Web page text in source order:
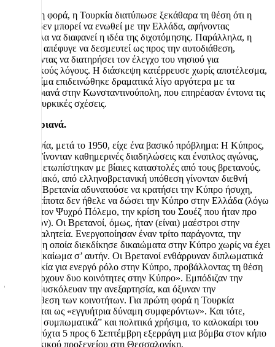
Για πρώτη φορά, η Τουρκία διατύπωσε ξεκάθαρα τη θέση ότι η
Κύπρος δεν μπορεί να ενωθεί με την Ελλάδα, αφήνοντας
παράλληλα να διαφανεί η ιδέα της διχοτόμησης. Παράλληλα, η
Βρετανία απέφυγε να δεσμευτεί ως προς την αυτοδιάθεση,
επιδιώκοντας να διατηρήσει τον έλεγχο του νησιού για
στρατηγικούς λόγους. Η διάσκεψη κατέρρευσε χωρίς αποτέλεσμα,
και το κλίμα επιδεινώθηκε δραματικά λίγο αργότερα με τα
Σεπτεμβριανά στην Κωνσταντινούπολη, που επηρέασαν έντονα τις
ελληνοτουρκικές σχέσεις.
Σεπτεμβριανά.
Η Βρετανία, μετά το 1950, είχε ένα βασικό πρόβλημα: Η Κύπρος,
έβραζε. Γίνονταν καθημερινές διαδηλώσεις και ένοπλος αγώνας,
που αντιμετωπίστηκαν με βίαιες καταστολές από τους βρετανούς.
Το Κυπριακό, από ελληνοβρετανική υπόθεση γίνονταν διεθνή
κρίση. Η Βρετανία αδυνατούσε να κρατήσει την Κύπρο ήσυχη,
αλλά με τίποτα δεν ήθελε να δώσει την Κύπρο στην Ελλάδα (λόγω
βάσεων, τον Ψυχρό Πόλεμο, την κρίση του Σουέζ που ήταν προ
των πυλών). Οι Βρετανοί, όμως, ήταν (είναι) μαέστροι στην
πολιτική αλητεία. Ενεργοποίησαν έναν τρίτο παράγοντα, την
Τουρκία, η οποία διεκδίκησε δικαιώματα στην Κύπρο χωρίς να έχει
κανένα δικαίωμα σ’ αυτήν. Οι Βρετανοί ενθάρρυναν διπλωματικά
την Τουρκία για ενεργό ρόλο στην Κύπρο, προβάλλοντας τη θέση
ότι: «υπάρχουν δυο κοινότητες στην Κύπρο». Εμπόδιζαν την
Ένωση, δυσκόλευαν την ανεξαρτησία, και όξυναν την
αντιπαράθεση των κοινοτήτων. Για πρώτη φορά η Τουρκία
εμφανίζεται ως «εγγυήτρια δύναμη συμφερόντων». Και τότε,
”εντελώς συμπωματικά” και πολιτικά χρήσιμα, το καλοκαίρι του
1955 τη νύχτα 5 προς 6 Σεπτέμβρη εξερράγη μια βόμβα στον κήπο
του τουρκικού προξενείου στη Θεσσαλονίκη.